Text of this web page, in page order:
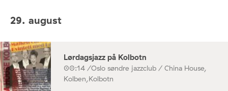
29. august
Lørdagsjazz på Kolbotn
00:14 /Oslo søndre jazzclub / China House,
Kolben,Kolbotn